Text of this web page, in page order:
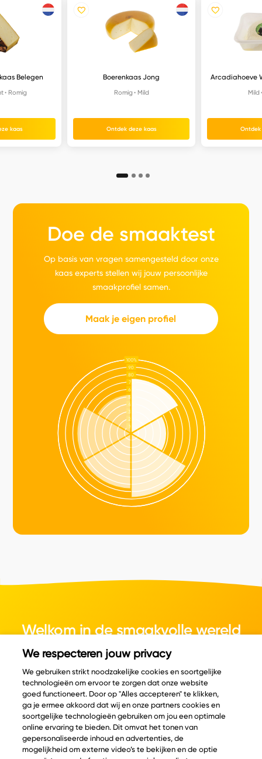
Belegen
Romig
kaas
Boerenkaas Jong
Romig Mild
Ontdek deze kaas
Arcadiahoeve
Mild
Ontdek
Doe de smaaktest
Op basis van vragen samengesteld door onze
kaas experts stellen wij jouw persoonlijke
smaakprofiel samen.
Maak je eigen profiel
Welkom in de smaakvolle wereld
van kaas.
© Copyright 2026 Velder
Inspiratie Informatie
We respecteren jouw privacy
We gebruiken strikt noodzakelijke cookies en soortgelijke
technologieën om ervoor te zorgen dat onze website
goed functioneert. Door op "Alles accepteren" te klikken,
ga je ermee akkoord dat wij en onze partners cookies en
soortgelijke technologieën gebruiken om jou een optimale
online ervaring te bieden. Dit omvat het tonen van
gepersonaliseerde inhoud en advertenties, de
mogelijkheid om externe video’s te bekijken en de optie